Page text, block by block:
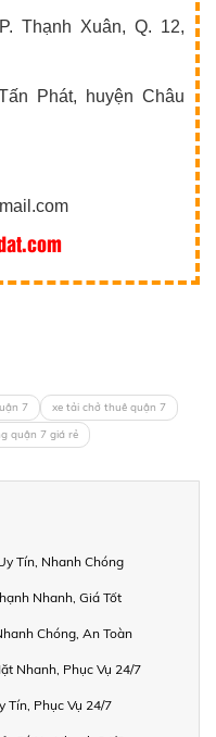
Thạnh Xuân, Q. 12,
Phát, huyện Châu
7
xe tải chở thuê quận 7
quận 7 giá rẻ
Tín, Nhanh Chóng
Nhanh, Giá Tốt
Chóng, An Toàn
Nhanh, Phục Vụ 24/7
Tín, Phục Vụ 24/7